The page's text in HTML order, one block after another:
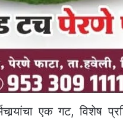
एक गट, विशेष